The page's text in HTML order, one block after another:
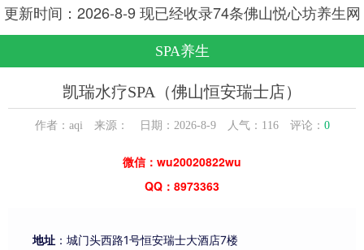
更新时间：2026-8-9 现已经收录74条佛山悦心坊养生网
信息
SPA养生
凯瑞水疗SPA（佛山恒安瑞士店）
作者：aqi 来源： 日期：2026-8-9 人气： 116评论： 0
微信：wu20020822wu
QQ：8973363
地址 ：城门头西路1号恒安瑞士大酒店7楼